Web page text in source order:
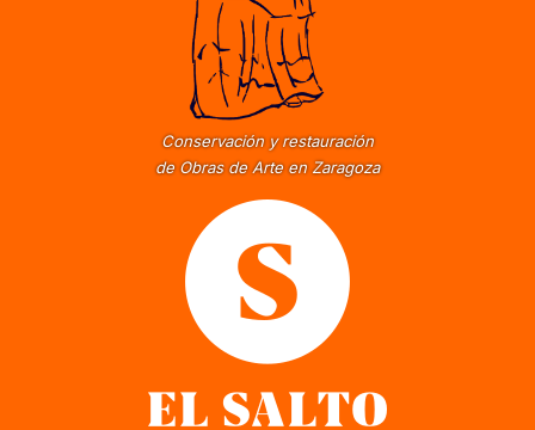
Conservación y restauración
de Obras de Arte en Zaragoza